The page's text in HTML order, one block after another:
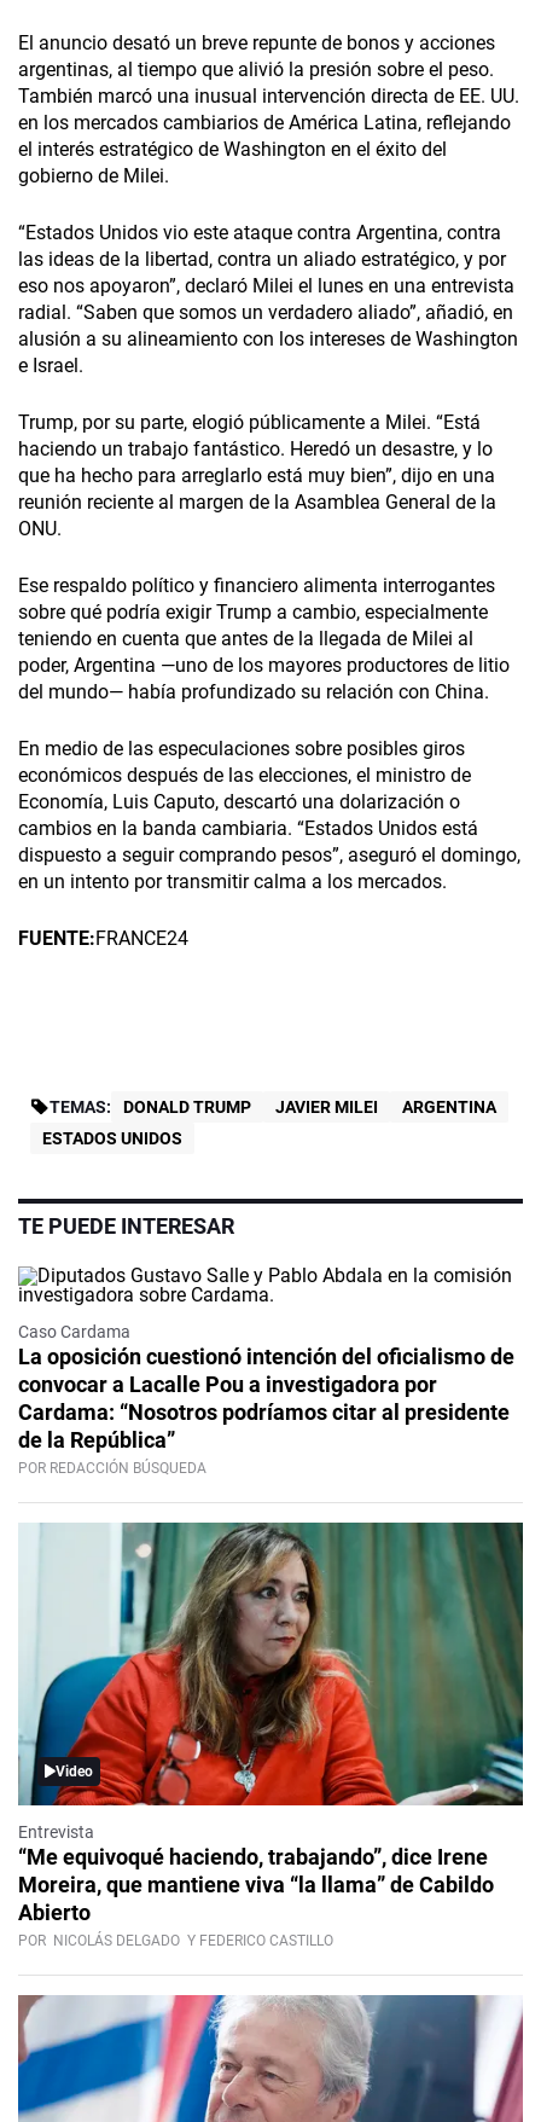
El anuncio desató un breve repunte de bonos y acciones
argentinas, al tiempo que alivió la presión sobre el peso.
También marcó una inusual intervención directa de EE. UU.
en los mercados cambiarios de América Latina, reflejando
el interés estratégico de Washington en el éxito del
gobierno de Milei.
“Estados Unidos vio este ataque contra Argentina, contra
las ideas de la libertad, contra un aliado estratégico, y por
eso nos apoyaron”, declaró Milei el lunes en una entrevista
radial. “Saben que somos un verdadero aliado”, añadió, en
alusión a su alineamiento con los intereses de Washington
e Israel.
Trump, por su parte, elogió públicamente a Milei. “Está
haciendo un trabajo fantástico. Heredó un desastre, y lo
que ha hecho para arreglarlo está muy bien”, dijo en una
reunión reciente al margen de la Asamblea General de la
ONU.
Ese respaldo político y financiero alimenta interrogantes
sobre qué podría exigir Trump a cambio, especialmente
teniendo en cuenta que antes de la llegada de Milei al
poder, Argentina —uno de los mayores productores de litio
del mundo— había profundizado su relación con China.
En medio de las especulaciones sobre posibles giros
económicos después de las elecciones, el ministro de
Economía, Luis Caputo, descartó una dolarización o
cambios en la banda cambiaria. “Estados Unidos está
dispuesto a seguir comprando pesos”, aseguró el domingo,
en un intento por transmitir calma a los mercados.
FUENTE:FRANCE24
TEMAS: DONALD TRUMP JAVIER MILEI
ARGENTINA
ESTADOS UNIDOS
TE PUEDE INTERESAR
Caso Cardama
La oposición cuestionó intención del oficialismo de
convocar a Lacalle Pou a investigadora por
Cardama: “Nosotros podríamos citar al presidente
de la República”
POR REDACCIÓN BÚSQUEDA
Video
Entrevista
“Me equivoqué haciendo, trabajando”, dice Irene
Moreira, que mantiene viva “la llama” de Cabildo
Abierto
POR NICOLÁS DELGADO Y FEDERICO CASTILLO